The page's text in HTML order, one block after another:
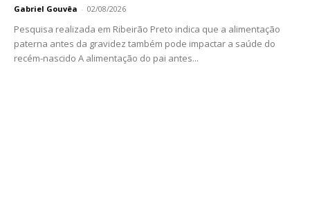
Gabriel Gouvêa - 02/08/2026
Pesquisa realizada em Ribeirão Preto indica que a alimentação
paterna antes da gravidez também pode impactar a saúde do
recém-nascido A alimentação do pai antes...